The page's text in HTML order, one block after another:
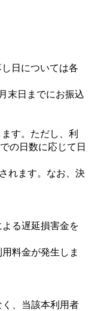
⽇については各
末⽇までにお振込
す。ただし、利
の⽇数に応じて⽇
れます。なお、決
る遅延損害⾦を
料⾦が発⽣しま
、当該本利⽤者